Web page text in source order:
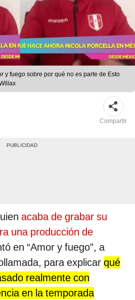
y fuego sobre por qué no es parte de Esto
Compartir
acaba de grabar su
una producción de
en “Amor y fuego”, a
para explicar qué
realmente con
en la temporada